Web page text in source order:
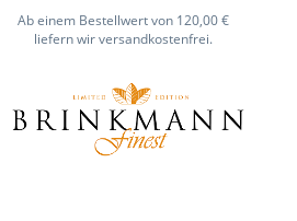
Ab einem Bestellwert von 120,00 €
liefern wir versandkostenfrei.